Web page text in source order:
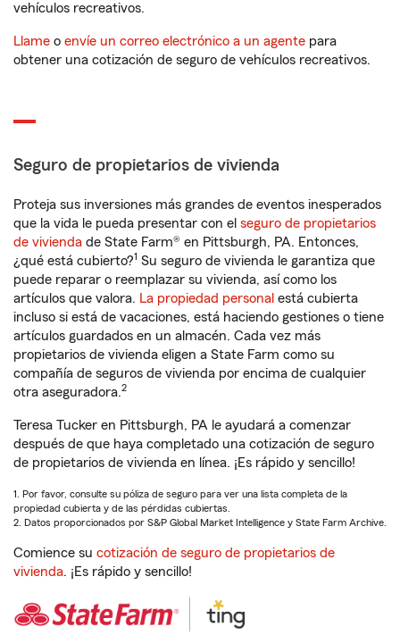
vehículos recreativos.
Llame o envíe un correo electrónico a un agente para
obtener una cotización de seguro de vehículos recreativos.
Seguro de propietarios de vivienda
Proteja sus inversiones más grandes de eventos inesperados
que la vida le pueda presentar con el seguro de propietarios
de vivienda de State Farm® en Pittsburgh, PA. Entonces,
¿qué está cubierto?1 Su seguro de vivienda le garantiza que
puede reparar o reemplazar su vivienda, así como los
artículos que valora. La propiedad personal está cubierta
incluso si está de vacaciones, está haciendo gestiones o tiene
artículos guardados en un almacén. Cada vez más
propietarios de vivienda eligen a State Farm como su
compañía de seguros de vivienda por encima de cualquier
otra aseguradora.2
Teresa Tucker en Pittsburgh, PA le ayudará a comenzar
después de que haya completado una cotización de seguro
de propietarios de vivienda en línea. ¡Es rápido y sencillo!
1. Por favor, consulte su póliza de seguro para ver una lista completa de la
propiedad cubierta y de las pérdidas cubiertas.
2. Datos proporcionados por S&P Global Market Intelligence y State Farm Archive.
Comience su cotización de seguro de propietarios de
vivienda. ¡Es rápido y sencillo!